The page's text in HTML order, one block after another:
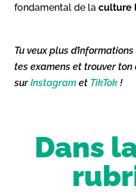
fondamental de la culture
Tu veux plus
tes examens et trouver ton
surInstagram et TikTok !
Dans